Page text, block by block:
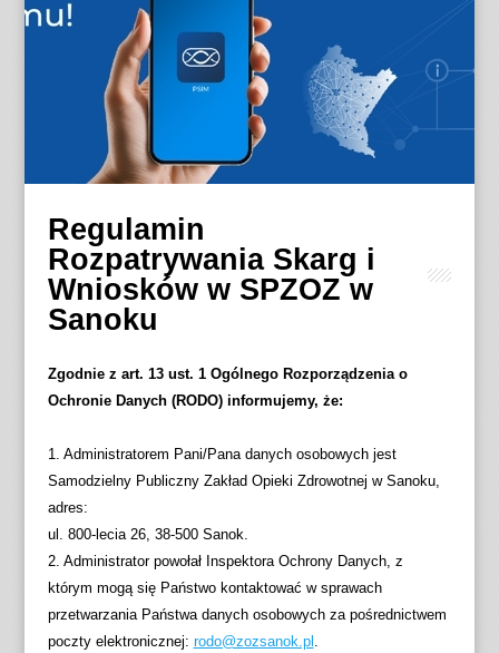
Regulamin
Rozpatrywania Skarg i
Wniosków w SPZOZ w
Sanoku
Zgodnie z art. 13 ust. 1 Ogólnego Rozporządzenia o
Ochronie Danych (RODO) informujemy, że:
1. Administratorem Pani/Pana danych osobowych jest
Samodzielny Publiczny Zakład Opieki Zdrowotnej w Sanoku,
adres:
ul. 800-lecia 26, 38-500 Sanok.
2. Administrator powołał Inspektora Ochrony Danych, z
którym mogą się Państwo kontaktować w sprawach
przetwarzania Państwa danych osobowych za pośrednictwem
poczty elektronicznej: rodo@zozsanok.pl .